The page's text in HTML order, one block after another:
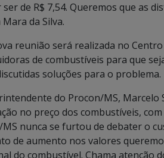
de R$ 7,54. Queremos que as
da Silva.
reunião será realizada no
de combustíveis para que
soluções para o problema.
do Procon/MS,
no preço dos combustíveis,
nunca se furtou de debater o
de aumento nos valores
do combustível. Chama atenção